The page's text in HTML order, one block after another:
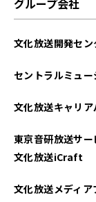
文化放送開発セン
セントラルミュー
文化放送キャリ
東京音研放送サー
文化放送iCraft
文化放送メディア